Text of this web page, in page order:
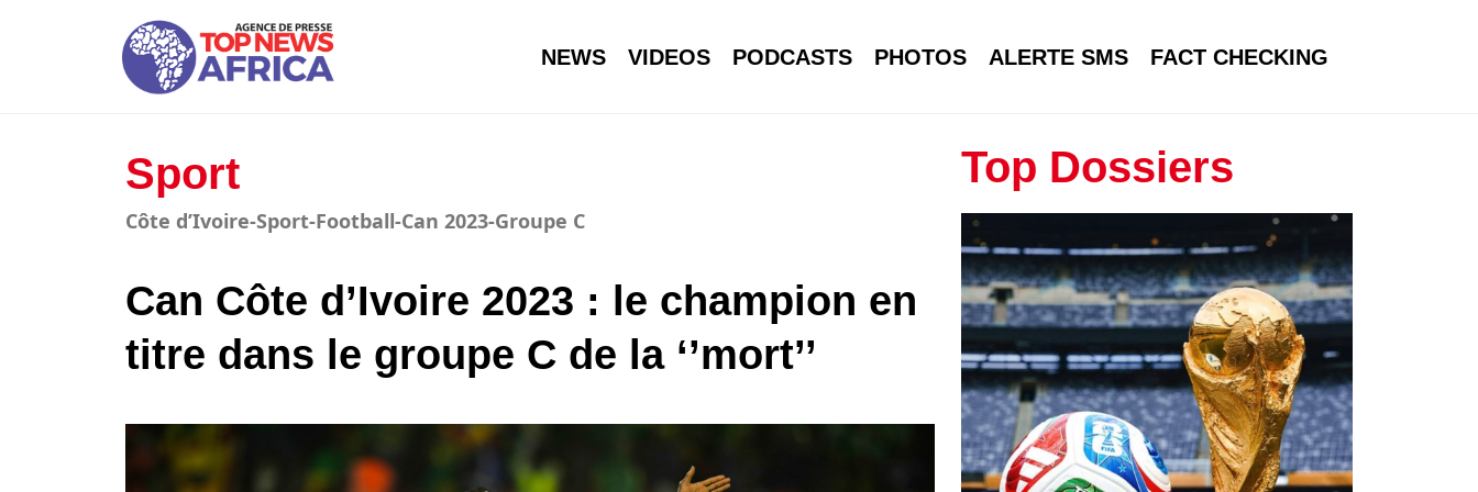
NEWS VIDEOS PODCASTS PHOTOS ALERTE SMS FACT CHECKING
Sport
Côte d’Ivoire-Sport-Football-Can 2023-Groupe C
Can Côte d’Ivoire 2023 : le champion en
titre dans le groupe C de la ‘’mort’’
Top Dossiers